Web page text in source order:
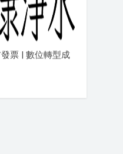
票 | 數位轉型成